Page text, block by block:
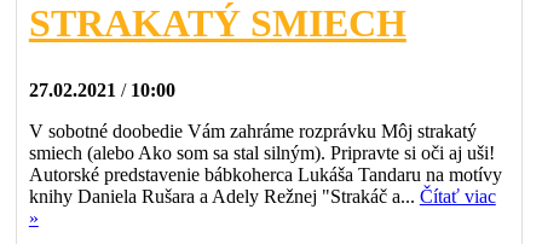
STRAKATÝ SMIECH
27.02.2021 / 10:00
V sobotné doobedie Vám zahráme rozprávku Môj strakatý
smiech (alebo Ako som sa stal silným). Pripravte si oči aj uši!
Autorské predstavenie bábkoherca Lukáša Tandaru na motívy
knihy Daniela Rušara a Adely Režnej "Strakáč a... Čítať viac
»